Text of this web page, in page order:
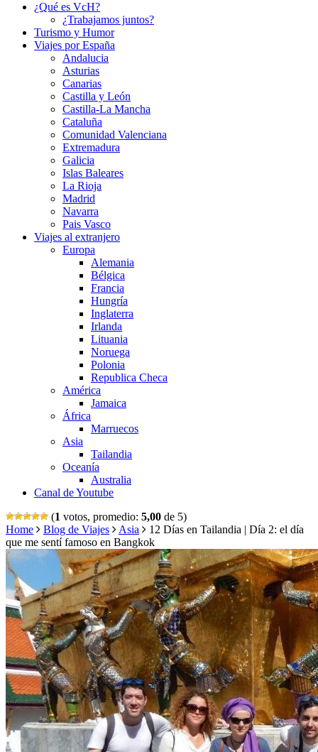
¿Qué es VcH?
¿Trabajamos juntos?
Turismo y Humor
Viajes por España
Andalucia
Asturias
Canarias
Castilla y León
Castilla-La Mancha
Cataluña
Comunidad Valenciana
Extremadura
Galicia
Islas Baleares
La Rioja
Madrid
Navarra
Pais Vasco
Viajes al extranjero
Europa
Alemania
Bélgica
Francia
Hungría
Inglaterra
Irlanda
Lituania
Noruega
Polonia
Republica Checa
América
Jamaica
África
Marruecos
Asia
Tailandia
Oceanía
Australia
Canal de Youtube
(1 votos, promedio: 5,00 de 5)
Home
Blog de Viajes Asia
12 Días en Tailandia | Día 2: el día
que me sentí famoso en Bangkok